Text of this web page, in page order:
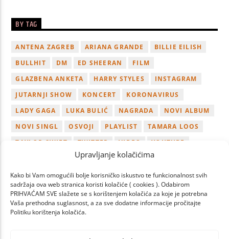
Upravljanje kolačićima
Kako bi Vam omogućili bolje korisničko iskustvo te funkcionalnost svih
sadržaja ova web stranica koristi kolačiće ( cookies ). Odabirom
PRIHVAĆAM SVE slažete se s korištenjem kolačića za koje je potrebna
Vaša prethodna suglasnost, a za sve dodatne informacije pročitajte
Politiku korištenja kolačića.
BY TAG
ANTENA ZAGREB ARIANA GRANDE
BILLIE EILISH
BULLHIT
DM ED SHEERAN
FILM
GLAZBENA ANKETA
HARRY STYLES
INSTAGRAM
JUTARNJI SHOW
KONCERT
KORONAVIRUS
LADY GAGA
LUKA BULIĆ NAGRADA
NOVI ALBUM
NOVI SINGL
OSVOJI PLAYLIST
TAMARA LOOS
TAYLOR SWIFT
TWITTER VIDEO
YOUTUBE